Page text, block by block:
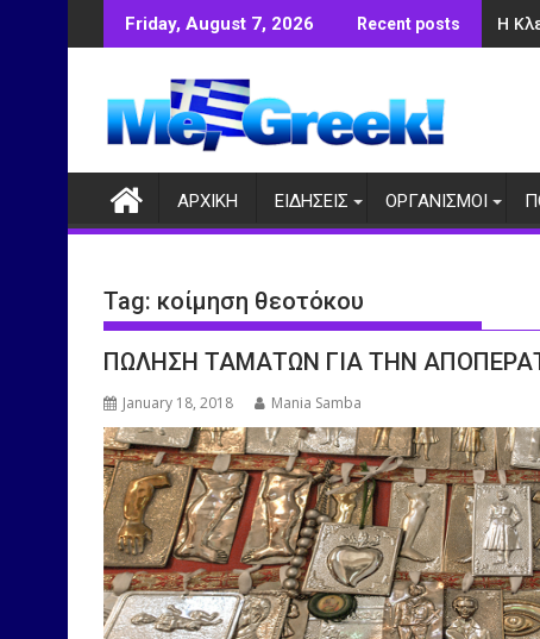
to
Friday, August 7, 2026 Recent posts Η
ΑΡΧΙΚΗ ΕΙΔΗΣΕΙΣ ΟΡΓΑΝΙΣΜΟΙ
Tag: κοίμηση θεοτόκου
ΠΩΛΗΣΗ ΤΑΜΑΤΩΝ ΓΙΑ ΤΗΝ
January 18, 2018 Mania Samba